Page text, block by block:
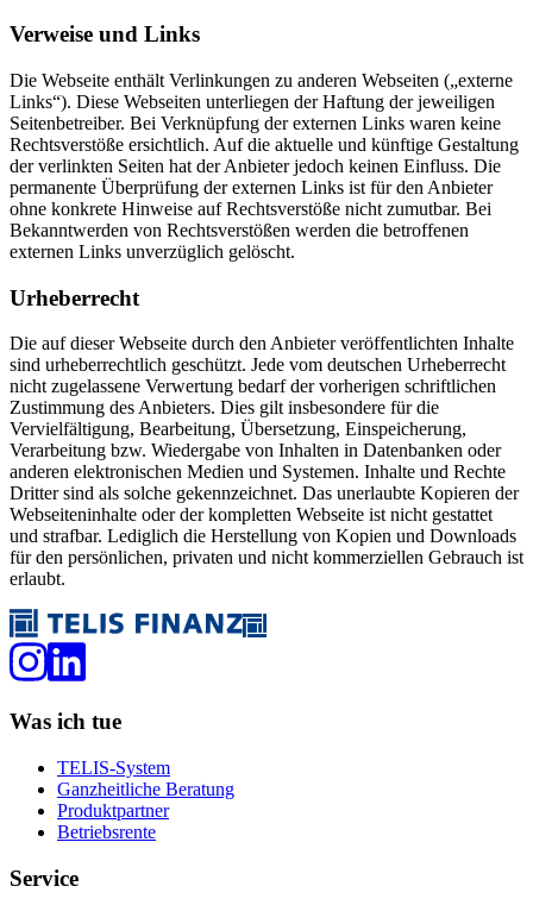
Verweise und Links
Die Webseite enthält Verlinkungen zu anderen Webseiten („externe
Links“). Diese Webseiten unterliegen der Haftung der jeweiligen
Seitenbetreiber. Bei Verknüpfung der externen Links waren keine
Rechtsverstöße ersichtlich. Auf die aktuelle und künftige Gestaltung
der verlinkten Seiten hat der Anbieter jedoch keinen Einfluss. Die
permanente Überprüfung der externen Links ist für den Anbieter
ohne konkrete Hinweise auf Rechtsverstöße nicht zumutbar. Bei
Bekanntwerden von Rechtsverstößen werden die betroffenen
externen Links unverzüglich gelöscht.
Urheberrecht
Die auf dieser Webseite durch den Anbieter veröffentlichten Inhalte
sind urheberrechtlich geschützt. Jede vom deutschen Urheberrecht
nicht zugelassene Verwertung bedarf der vorherigen schriftlichen
Zustimmung des Anbieters. Dies gilt insbesondere für die
Vervielfältigung, Bearbeitung, Übersetzung, Einspeicherung,
Verarbeitung bzw. Wiedergabe von Inhalten in Datenbanken oder
anderen elektronischen Medien und Systemen. Inhalte und Rechte
Dritter sind als solche gekennzeichnet. Das unerlaubte Kopieren der
Webseiteninhalte oder der kompletten Webseite ist nicht gestattet
und strafbar. Lediglich die Herstellung von Kopien und Downloads
für den persönlichen, privaten und nicht kommerziellen Gebrauch ist
erlaubt.
Was ich tue
TELIS-System
Ganzheitliche Beratung
Produktpartner
Betriebsrente
Service